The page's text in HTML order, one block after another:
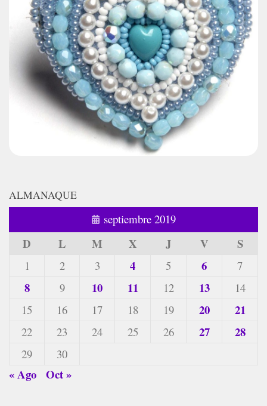
ALMANAQUE
septiembre 2019
D L M X J V S
1 2 3 4 5 6 7
8 9 10 11 12 13
14
15
16 17 18 19 20 21
22 23 24 25 26 27 28
29 30
« Ago Oct »